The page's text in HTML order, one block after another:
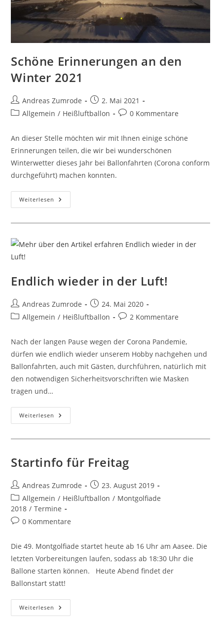
Schöne Erinnerungen an den
Winter 2021
Beitrags-
Autor:
Andreas Zumrode
Beitrag
veröffentlicht:
2. Mai 2021
Beitrags-
Allgemein / Heißluftballon
Beitrags-
0 Kommentare
An dieser Stelle möchten wir mit Ihnen einige schöne
Erinnerungen teilen, die wir bei wunderschönen
Winterwetter dieses Jahr bei Ballonfahrten (Corona conform
durchgeführt) machen konnten.
Weiterlesen Schöne
Erinnerungen
Endlich wieder in der Luft!
Beitrags-
Autor:
Andreas Zumrode
Beitrag
veröffentlicht:
24. Mai 2020
Beitrags-
Allgemein / Heißluftballon
Beitrags-
2 Kommentare
Nach der langen Pause wegen der Corona Pandemie,
dürfen wie endlich wieder unserem Hobby nachgehen und
Ballonfahrten, auch mit Gästen, durchführen, natürlich mit
den notwendigen Sicherheitsvorschriften wie Masken
tragen und…
Weiterlesen Endlich
Wieder
Startinfo für Freitag
Beitrags-
Autor:
Andreas Zumrode
Beitrag
veröffentlicht:
23. August 2019
Beitrags-
Kategorie:
Allgemein / Heißluftballon / Montgolfiade
2018 / Termine
Beitrags-
0 Kommentare
Die 49. Montgolfiade startet heute ab 16 Uhr am Aasee. Die
letzten Vorbereitungen laufen, sodass ab 18:30 Uhr die
Ballone starten können. Heute Abend findet der
Ballonstart statt!
Weiterlesen Startinfo
Für